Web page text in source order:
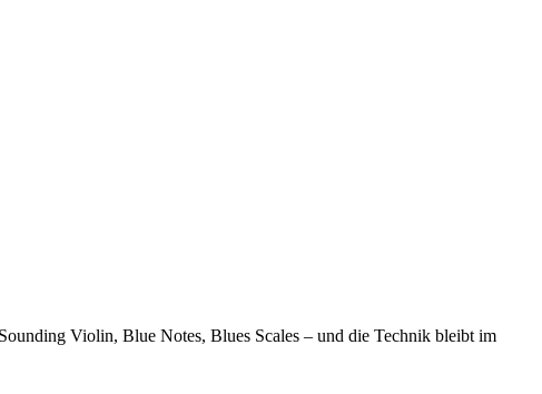
Violin, Blue Notes, Blues Scales – und die Technik bleibt im